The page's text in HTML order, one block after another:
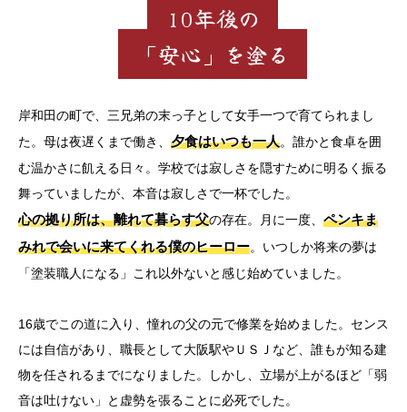
10年後の
「安心」を塗る
岸和田の町で、三兄弟の末っ子として女手一つで育てられまし
た。母は夜遅くまで働き、 夕食はいつも一人。誰かと食卓を囲
む温かさに飢える日々。学校では寂しさを隠すために明るく振る
舞っていましたが、本音は寂しさで一杯でした。
心の拠り所は、離れて暮らす父の存在。月に一度、 ペンキま
みれで会いに来てくれる僕のヒーロー。いつしか将来の夢は
「塗装職人になる」これ以外ないと感じ始めていました。
16歳でこの道に入り、憧れの父の元で修業を始めました。センス
には自信があり、職長として大阪駅やＵＳＪなど、誰もが知る建
物を任されるまでになりました。しかし、立場が上がるほど「弱
音は吐けない」と虚勢を張ることに必死でした。